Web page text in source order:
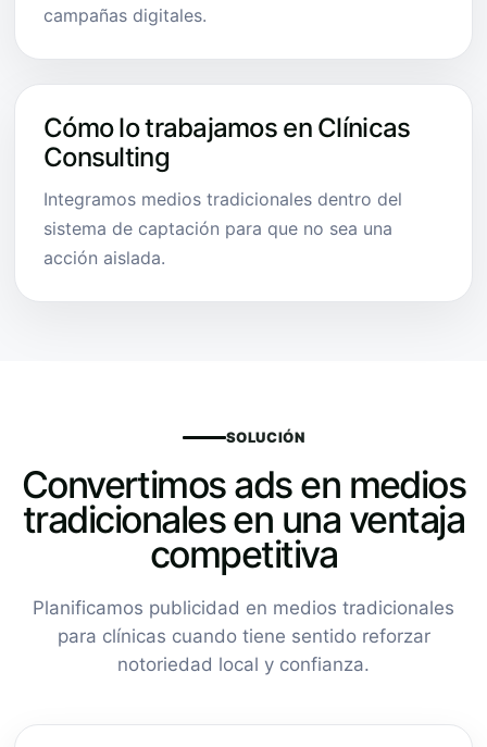
campañas digitales.
Cómo lo trabajamos en Clínicas
Consulting
Integramos medios tradicionales dentro del
sistema de captación para que no sea una
acción aislada.
SOLUCIÓN
Convertimos ads en medios
tradicionales en una ventaja
competitiva
Planificamos publicidad en medios tradicionales
para clínicas cuando tiene sentido reforzar
notoriedad local y confianza.